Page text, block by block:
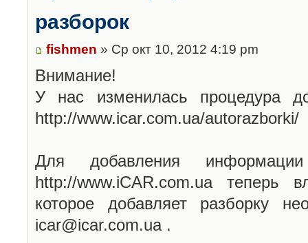
разборок
fishmen » Ср окт 10, 2012 4:19 pm
Внимание!
У нас изменилась процедура
http://www.icar.com.ua/autorazborki/
Для добавления
http://www.iCAR.com.ua теперь
которое добавляет разборку
icar@icar.com.ua .